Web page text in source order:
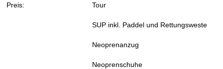
Preis: Tour
SUP inkl. Paddel und Rettungsweste
Neoprenanzug
Neoprenschuhe